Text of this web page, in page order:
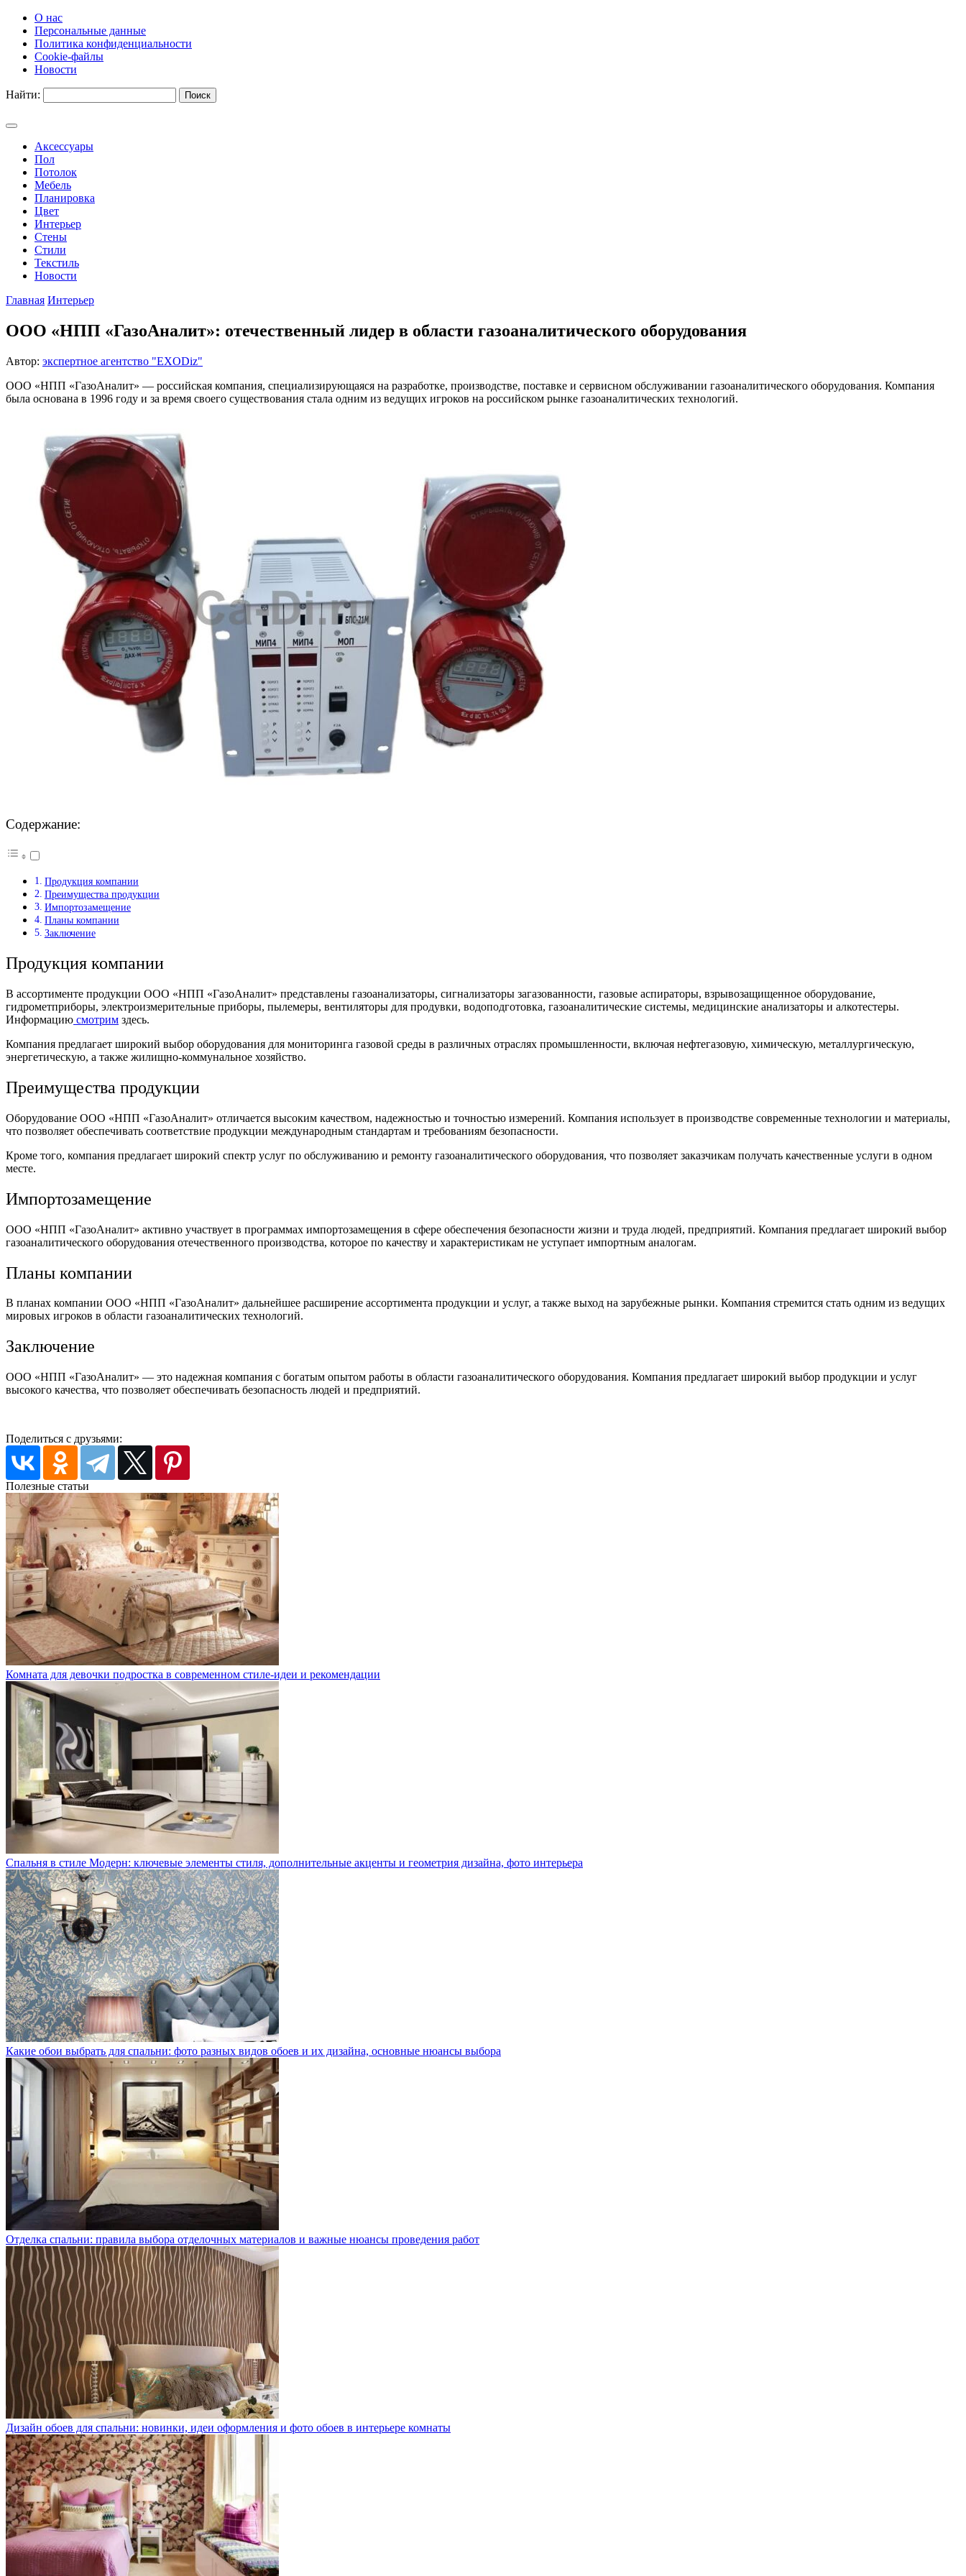
О нас
Персональные данные
Политика конфиденциальности
Cookie-файлы
Новости
Найти:
Аксессуары
Пол
Потолок
Мебель
Планировка
Цвет
Интерьер
Стены
Стили
Текстиль
Новости
Главная Интерьер
ООО «НПП «ГазоАналит»: отечественный лидер в области газоаналитического оборудования
Автор: экспертное агентство "EXODiz"
ООО «НПП «ГазоАналит» — российская компания, специализирующаяся на разработке, производстве, поставке и сервисном обслуживании газоаналитического оборудования. Компания
была основана в 1996 году и за время своего существования стала одним из ведущих игроков на российском рынке газоаналитических технологий.
Содержание:
Продукция компании
Преимущества продукции
Импортозамещение
Планы компании
Заключение
Продукция компании
В ассортименте продукции ООО «НПП «ГазоАналит» представлены газоанализаторы, сигнализаторы загазованности, газовые аспираторы, взрывозащищенное оборудование,
гидрометприборы, электроизмерительные приборы, пылемеры, вентиляторы для продувки, водоподготовка, газоаналитические системы, медицинские анализаторы и алкотестеры.
Информацию смотрим здесь.
Компания предлагает широкий выбор оборудования для мониторинга газовой среды в различных отраслях промышленности, включая нефтегазовую, химическую, металлургическую,
энергетическую, а также жилищно-коммунальное хозяйство.
Преимущества продукции
Оборудование ООО «НПП «ГазоАналит» отличается высоким качеством, надежностью и точностью измерений. Компания использует в производстве современные технологии и материалы,
что позволяет обеспечивать соответствие продукции международным стандартам и требованиям безопасности.
Кроме того, компания предлагает широкий спектр услуг по обслуживанию и ремонту газоаналитического оборудования, что позволяет заказчикам получать качественные услуги в одном
месте.
Импортозамещение
ООО «НПП «ГазоАналит» активно участвует в программах импортозамещения в сфере обеспечения безопасности жизни и труда людей, предприятий. Компания предлагает широкий выбор
газоаналитического оборудования отечественного производства, которое по качеству и характеристикам не уступает импортным аналогам.
Планы компании
В планах компании ООО «НПП «ГазоАналит» дальнейшее расширение ассортимента продукции и услуг, а также выход на зарубежные рынки. Компания стремится стать одним из ведущих
мировых игроков в области газоаналитических технологий.
Заключение
ООО «НПП «ГазоАналит» — это надежная компания с богатым опытом работы в области газоаналитического оборудования. Компания предлагает широкий выбор продукции и услуг
высокого качества, что позволяет обеспечивать безопасность людей и предприятий.
Поделиться с друзьями:
Полезные статьи
Комната для девочки подростка в современном стиле-идеи и рекомендации
Спальня в стиле Модерн: ключевые элементы стиля, дополнительные акценты и геометрия дизайна, фото интерьера
Какие обои выбрать для спальни: фото разных видов обоев и их дизайна, основные нюансы выбора
Отделка спальни: правила выбора отделочных материалов и важные нюансы проведения работ
Дизайн обоев для спальни: новинки, идеи оформления и фото обоев в интерьере комнаты